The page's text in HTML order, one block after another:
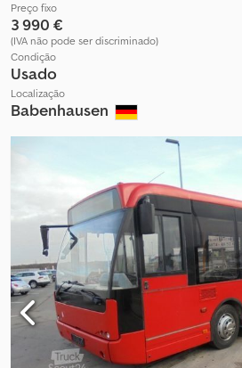
Preço fixo
3 990 €
(IVA não pode ser discriminado)
Condição
Usado
Localização
Babenhausen